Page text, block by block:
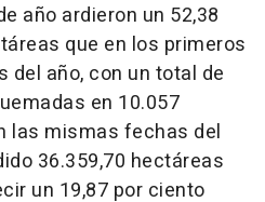
año ardieron un 52,38
que en los primeros
del año, con un total de
en 10.057
las mismas fechas del
36.359,70 hectáreas
un 19,87 por ciento